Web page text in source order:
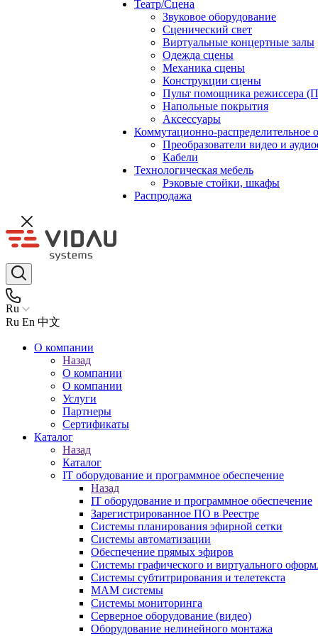
Театр/Сцена
Звуковое оборудование
Сценический свет
Виртуальные концертные залы
Одежда сцены
Механика сцены
Конструкции сцены
Пульт помощника режиссера
Напольные покрытия
Аксессуары
Коммутационно-распределительное
Преобразователи видео и
Кабели
Технологическая мебель
Рэковые стойки, шкафы
Распродажа
Ru
Ru En 中文
О компании
Назад
О компании
О компании
Услуги
Партнеры
Сертификаты
Каталог
Назад
Каталог
IT оборудование и программное обеспечение
Назад
IT оборудование и программное обеспечение
Зарегистрированное ПО в Реестре
Системы планирования эфирной сетки
Системы автоматизации
Обеспечение прямых эфиров
Системы графического и виртуального
Системы субтитрирования и телетекста
MAM системы
Системы мониторинга
Серверное оборудование (видео)
Оборудование нелинейного монтажа